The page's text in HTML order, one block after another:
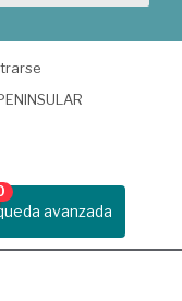
avanzada